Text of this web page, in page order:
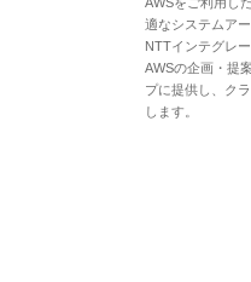
適なシステムア
NTTインテグレ
AWSの企画・提
プに提供し、ク
します。